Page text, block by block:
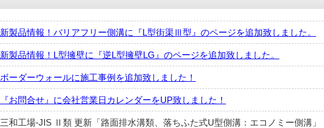
新製品情報！バリアフリー側溝に『L型街渠Ⅲ型』のページを追加致しました。
新製品情報！L型擁壁に『逆L型擁壁LG』のページを追加致しました。
ボーダーウォールに施工事例を追加致しました！
『お問合せ』に会社営業日カレンダーをUP致しました！
三和工場-JIS Ⅱ類 更新「路面排水溝類、落ちふた式U型側溝：エコノミー側溝」